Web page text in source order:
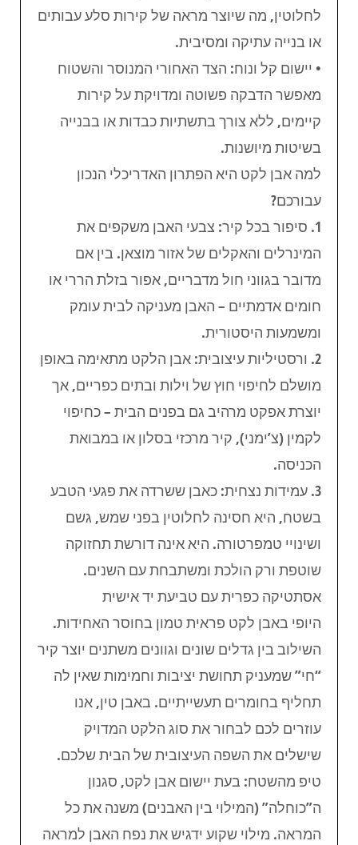
לחלוטין, מה שיוצר מראה של קירות סלע עבותים
או בנייה עתיקה ומסיבית.
• יישום קל ונוח: הצד האחורי המנוסר והשטוח
מאפשר הדבקה פשוטה ומדויקת על קירות
קיימים, ללא צורך בתשתיות כבדות או בבנייה
בשיטות מיושנות.
למה אבן לקט היא הפתרון האדריכלי הנכון
עבורכם?
1. סיפור בכל קיר: צבעי האבן משקפים את
המינרלים והאקלים של אזור מוצאן. בין אם
מדובר בגווני חול מדבריים, אפור בזלת הררי או
חומים אדמתיים – האבן מעניקה לבית עומק
ומשמעות היסטורית.
2. ורסטיליות עיצובית: אבן הלקט מתאימה באופן
מושלם לחיפוי חוץ של וילות ובתים כפריים, אך
יוצרת אפקט מרהיב גם בפנים הבית – כחיפוי
לקמין (צ’ימני), קיר מרכזי בסלון או במבואת
הכניסה.
3. עמידות נצחית: כאבן ששרדה את פגעי הטבע
בשטח, היא חסינה לחלוטין בפני שמש, גשם
ושינויי טמפרטורה. היא אינה דורשת תחזוקה
שוטפת ורק הולכת ומשתבחת עם השנים.
אסתטיקה כפרית עם טביעת יד אישית
היופי באבן לקט פראית טמון בחוסר האחידות.
השילוב בין גדלים שונים וגוונים משתנים יוצר קיר
“חי” שמעניק תחושת יציבות וחמימות שאין לה
תחליף בחומרים תעשייתיים. באבן טין, אנו
עוזרים לכם לבחור את סוג הלקט המדויק
שישלים את השפה העיצובית של הבית שלכם.
טיפ מהשטח: בעת יישום אבן לקט, סגנון
ה”כוחלה” (המילוי בין האבנים) משנה את כל
המראה. מילוי שקוע ידגיש את נפח האבן למראה